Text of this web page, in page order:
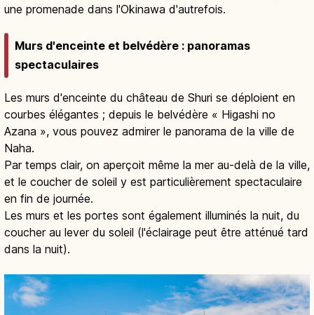
une promenade dans l'Okinawa d'autrefois.
Murs d'enceinte et belvédère : panoramas
spectaculaires
Les murs d'enceinte du château de Shuri se déploient en
courbes élégantes ; depuis le belvédère « Higashi no
Azana », vous pouvez admirer le panorama de la ville de
Naha.
Par temps clair, on aperçoit même la mer au-delà de la ville,
et le coucher de soleil y est particulièrement spectaculaire
en fin de journée.
Les murs et les portes sont également illuminés la nuit, du
coucher au lever du soleil (l'éclairage peut être atténué tard
dans la nuit).